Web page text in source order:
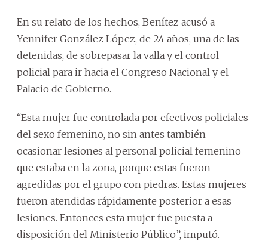
En su relato de los hechos, Benítez acusó a
Yennifer González López, de 24 años, una de las
detenidas, de sobrepasar la valla y el control
policial para ir hacia el Congreso Nacional y el
Palacio de Gobierno.
“Esta mujer fue controlada por efectivos policiales
del sexo femenino, no sin antes también
ocasionar lesiones al personal policial femenino
que estaba en la zona, porque estas fueron
agredidas por el grupo con piedras. Estas mujeres
fueron atendidas rápidamente posterior a esas
lesiones. Entonces esta mujer fue puesta a
disposición del Ministerio Público”, imputó.